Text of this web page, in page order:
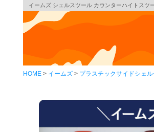
イームズ シェルスツール カウンターハイトスツ
HOME イームズ プラスチックサイドシェ